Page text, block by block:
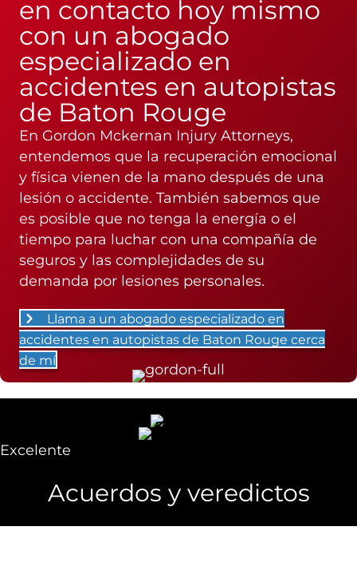
en contacto hoy mismo
con un abogado
especializado en
accidentes en autopistas
de Baton Rouge
En Gordon Mckernan Injury Attorneys,
entendemos que la recuperación emocional
y física vienen de la mano después de una
lesión o accidente. También sabemos que
es posible que no tenga la energía o el
tiempo para luchar con una compañía de
seguros y las complejidades de su
demanda por lesiones personales.
Llama a un abogado especializado en
accidentes en autopistas de Baton Rouge cerca
de mí
Excelente
Acuerdos y veredictos